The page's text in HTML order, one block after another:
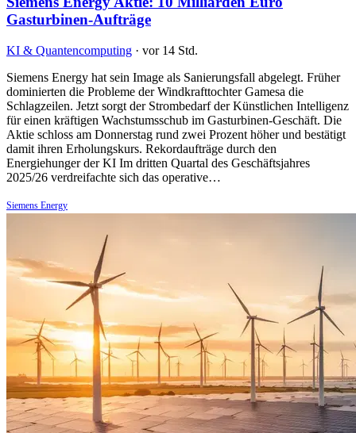
Gasturbinen-Aufträge
KI & Quantencomputing · vor 14 Std.
Siemens Energy hat sein Image als Sanierungsfall abgelegt. Früher
dominierten die Probleme der Windkrafttochter Gamesa die
Schlagzeilen. Jetzt sorgt der Strombedarf der Künstlichen Intelligenz
für einen kräftigen Wachstumsschub im Gasturbinen-Geschäft. Die
Aktie schloss am Donnerstag rund zwei Prozent höher und bestätigt
damit ihren Erholungskurs. Rekordaufträge durch den
Energiehunger der KI Im dritten Quartal des Geschäftsjahres
2025/26 verdreifachte sich das operative…
Siemens Energy